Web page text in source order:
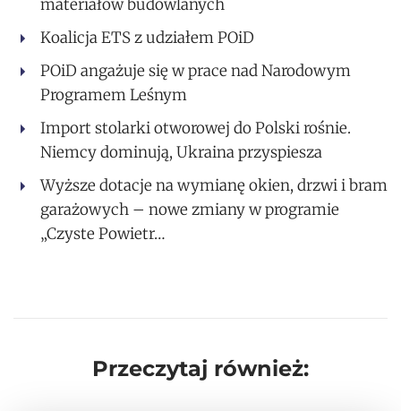
materiałów budowlanych
Koalicja ETS z udziałem POiD
POiD angażuje się w prace nad Narodowym
Programem Leśnym
Import stolarki otworowej do Polski rośnie.
Niemcy dominują, Ukraina przyspiesza
Wyższe dotacje na wymianę okien, drzwi i bram
garażowych – nowe zmiany w programie
„Czyste Powietr…
Przeczytaj również: